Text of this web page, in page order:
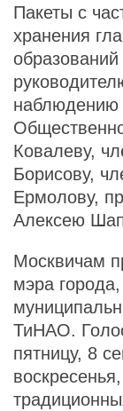
Пакеты с
хранения
наблюдению
Ковалеву,
Борисову,
Ермолову,
Алексею
Москвичам
мэра
ТиНАО.
пятницу, 8